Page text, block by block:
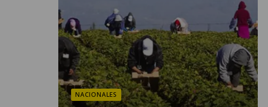
NACIONALES